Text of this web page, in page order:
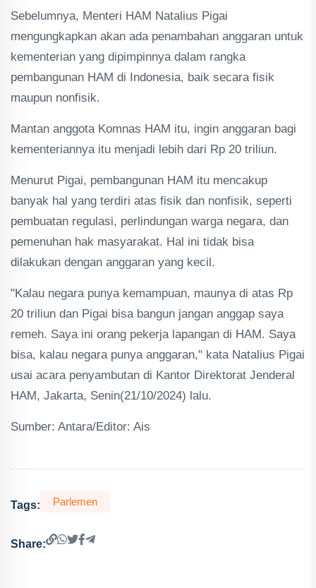
Sebelumnya, Menteri HAM Natalius Pigai
mengungkapkan akan ada penambahan anggaran untuk
kementerian yang dipimpinnya dalam rangka
pembangunan HAM di Indonesia, baik secara fisik
maupun nonfisik.
Mantan anggota Komnas HAM itu, ingin anggaran bagi
kementeriannya itu menjadi lebih dari Rp 20 triliun.
Menurut Pigai, pembangunan HAM itu mencakup
banyak hal yang terdiri atas fisik dan nonfisik, seperti
pembuatan regulasi, perlindungan warga negara, dan
pemenuhan hak masyarakat. Hal ini tidak bisa
dilakukan dengan anggaran yang kecil.
"Kalau negara punya kemampuan, maunya di atas Rp
20 triliun dan Pigai bisa bangun jangan anggap saya
remeh. Saya ini orang pekerja lapangan di HAM. Saya
bisa, kalau negara punya anggaran," kata Natalius Pigai
usai acara penyambutan di Kantor Direktorat Jenderal
HAM, Jakarta, Senin(21/10/2024) lalu.
Sumber: Antara/Editor: Ais
Tags: Parlemen
Share: